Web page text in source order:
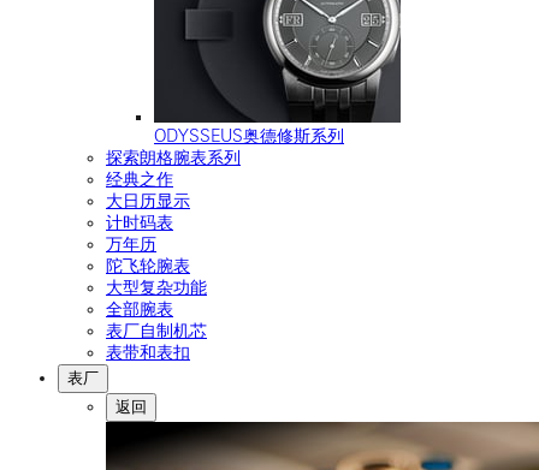
ODYSSEUS奥德修斯系列
探索朗格腕表系列
经典之作
大日历显示
计时码表
万年历
陀飞轮腕表
大型复杂功能
全部腕表
表厂自制机芯
表带和表扣
表厂
返回